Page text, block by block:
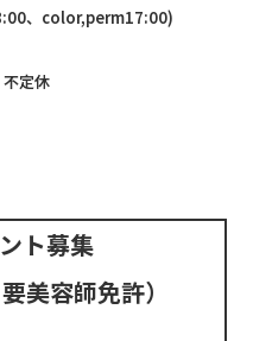
、color,perm17:00)
定休
ト募集
美容師免許）